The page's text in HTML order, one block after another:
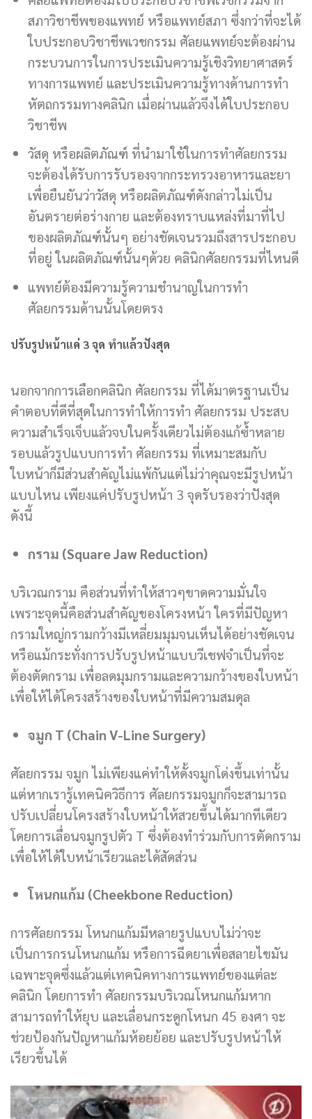
สภาวิชาชีพของแพทย์ หรือแพทย์สภา ซึ่งกว่าที่จะได้
ใบประกอบวิชาชีพเวชกรรม ศัลยแพทย์จะต้องผ่าน
กระบวนการในการประเมินความรู้เชิงวิทยาศาสตร์
ทางการแพทย์ และประเมินความรู้ทางด้านการทำ
หัตถกรรมทางคลินิก เมื่อผ่านแล้วจึงได้ใบประกอบ
วิชาชีพ
วัสดุ หรือผลิตภัณฑ์ ที่นำมาใช้ในการทำศัลยกรรม
จะต้องได้รับการรับรองจากกระทรวงอาหารและยา
เพื่อยืนยันว่าวัสดุ หรือผลิตภัณฑ์ดังกล่าวไม่เป็น
อันตรายต่อร่างกาย และต้องทราบแหล่งที่มาที่ไป
ของผลิตภัณฑ์นั้นๆ อย่างชัดเจนรวมถึงสารประกอบ
ที่อยู่ ในผลิตภัณฑ์นั้นๆด้วย คลินิกศัลยกรรมที่ไหนดี
แพทย์ต้องมีความรู้ความชำนาญในการทำ
ศัลยกรรมด้านนั้นโดยตรง
ปรับรูปหน้าแค่ 3 จุด ทำแล้วปังสุด
นอกจากการเลือกคลินิก ศัลยกรรม ที่ได้มาตรฐานเป็น
คำตอบที่ดีที่สุดในการทำให้การทำ ศัลยกรรม ประสบ
ความสำเร็จเจ็บแล้วจบในครั้งเดียวไม่ต้องแก้ซ้ำหลาย
รอบแล้วรูปแบบการทำ ศัลยกรรม ที่เหมาะสมกับ
ใบหน้าก็มีส่วนสำคัญไม่แพ้กันแต่ไม่ว่าคุณจะมีรูปหน้า
แบบไหน เพียงแค่ปรับรูปหน้า 3 จุดรับรองว่าปังสุด
ดังนี้
กราม (Square Jaw Reduction)
บริเวณกราม คือส่วนที่ทำให้สาวๆขาดความมั่นใจ
เพราะจุดนี้คือส่วนสำคัญของโครงหน้า ใครที่มีปัญหา
กรามใหญ่กรามกว้างมีเหลี่ยมมุมจนเห็นได้อย่างชัดเจน
หรือแม้กระทั่งการปรับรูปหน้าแบบวีเชฟจำเป็นที่จะ
ต้องตัดกราม เพื่อลดมุมกรามและความกว้างของใบหน้า
เพื่อให้ได้โครงสร้างของใบหน้าที่มีความสมดุล
จมูก T (Chain V-Line Surgery)
ศัลยกรรม จมูก ไม่เพียงแค่ทำให้ดั้งจมูกโด่งขึ้นเท่านั้น
แต่หากเรารู้เทคนิควิธีการ ศัลยกรรมจมูกก็จะสามารถ
ปรับเปลี่ยนโครงสร้างใบหน้าให้สวยขึ้นได้มากทีเดียว
โดยการเลื่อนจมูกรูปตัว T ซึ่งต้องทำร่วมกับการตัดกราม
เพื่อให้ได้ใบหน้าเรียวและได้สัดส่วน
โหนกแก้ม (Cheekbone Reduction)
การศัลยกรรม โหนกแก้มมีหลายรูปแบบไม่ว่าจะ
เป็นการกรนโหนกแก้ม หรือการฉีดยาเพื่อสลายไขมัน
เฉพาะจุดซึ่งแล้วแต่เทคนิคทางการแพทย์ของแต่ละ
คลินิก โดยการทำ ศัลยกรรมบริเวณโหนกแก้มหาก
สามารถทำให้ยุบ และเลื่อนกระดูกโหนก 45 องศา จะ
ช่วยป้องกันปัญหาแก้มห้อยย้อย และปรับรูปหน้าให้
เรียวขึ้นได้